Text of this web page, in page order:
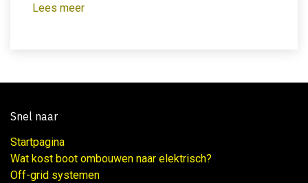
Lees meer
Snel naar
Startpagina
Wat kost boot ombouwen naar elektrisch?
Off-grid systemen